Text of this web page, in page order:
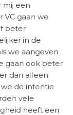
mij een
VC gaan we
beter
in de
we aangeven
gaan ook beter
dan alleen
de intentie
vele
heeft een